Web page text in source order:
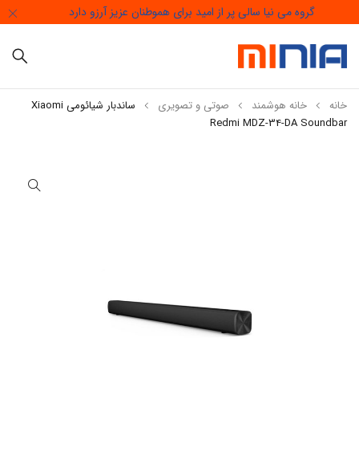
گروه می نیا سالی پر از امید برای هموطنان عزیز آرزو دارد
خانه خانه هوشمند صوتی و تصویری
ساندبار شیائومی Xiaomi
Redmi MDZ-34-DA Soundbar